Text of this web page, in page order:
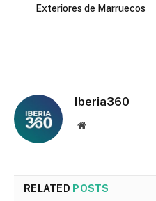
Exteriores de Marruecos
Iberia360
Website
RELATED POSTS